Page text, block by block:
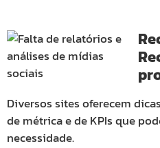
Diversos sites oferecem
de métrica e de KPIs que
necessidade.